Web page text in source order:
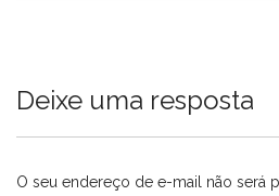
Deixe uma resposta
O seu endereço de e-mail não será